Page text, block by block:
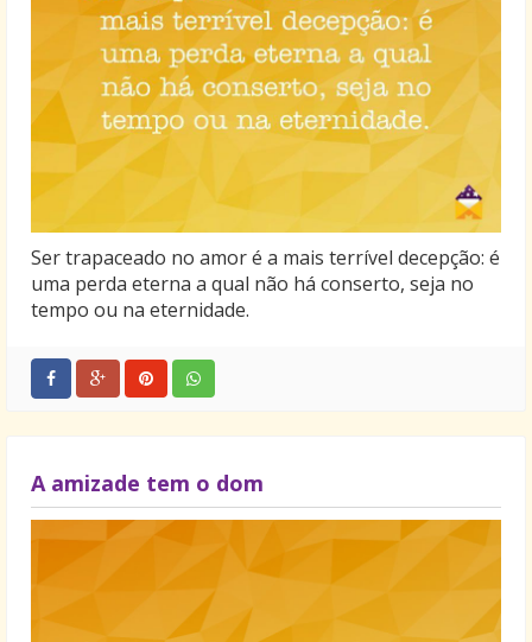
Ser trapaceado no amor é a mais terrível decepção: é
uma perda eterna a qual não há conserto, seja no
tempo ou na eternidade.
A amizade tem o dom